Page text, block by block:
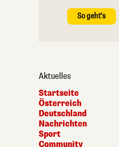
So geht's
Aktuelles
Startseite
Österreich
Deutschland
Nachrichten
Sport
Community